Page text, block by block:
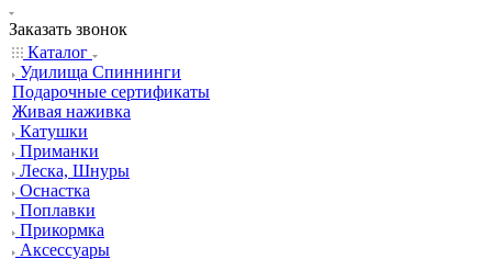
Заказать звонок
Каталог
Удилища Спиннинги
Подарочные сертификаты
Живая наживка
Катушки
Приманки
Леска, Шнуры
Оснастка
Поплавки
Прикормка
Аксессуары